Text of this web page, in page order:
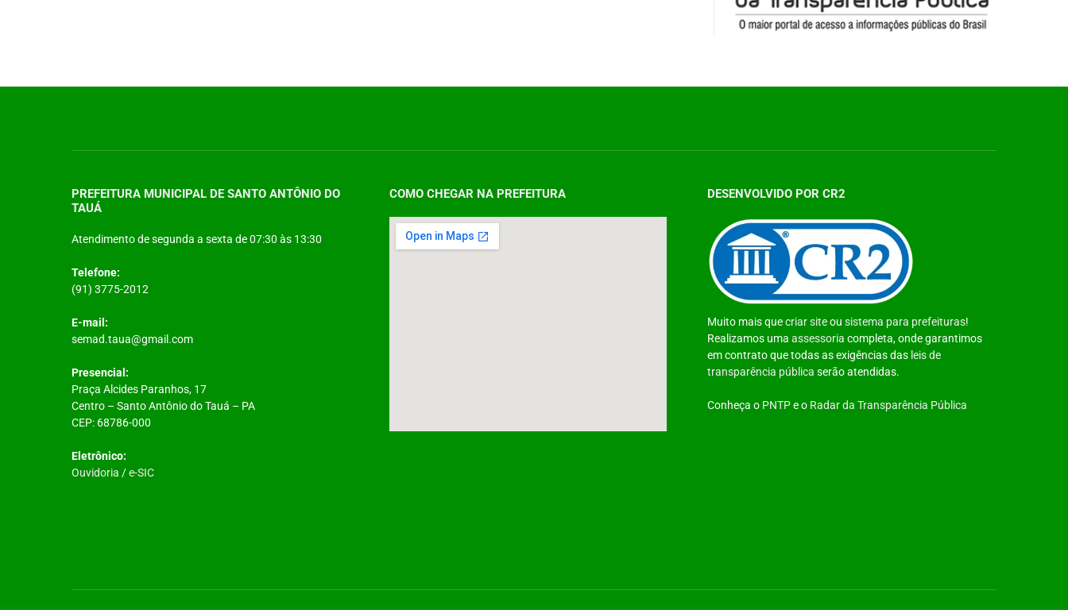
PREFEITURA MUNICIPAL DE SANTO ANTÔNIO DO
TAUÁ
Atendimento de segunda a sexta de 07:30 às 13:30
Telefone:
(91) 3775-2012
E-mail:
semad.taua@gmail.com
Presencial:
Praça Alcides Paranhos, 17
Centro – Santo Antônio do Tauá – PA
CEP: 68786-000
Eletrônico:
Ouvidoria /e-SIC
COMO CHEGAR NA PREFEITURA DESENVOLVIDO POR CR2
Muito mais quecriar siteou sistema para prefeituras!
Realizamos uma assessoria completa, onde garantimos
em contrato que todas as exigências das leis de
transparência pública serão atendidas.
Conheça o PNTPe o Radar da Transparência Pública